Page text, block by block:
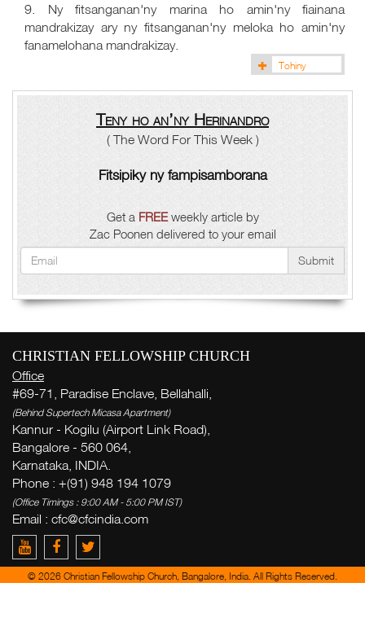
9. Ny fitsanganan'ny marina ho amin'ny fiainana
mandrakizay ary ny fitsanganan'ny meloka ho amin'ny
fanamelohana mandrakizay.
Tohiny
Teny ho an’ny Herinandro
( The Word For This Week )
Fitsipiky ny fampisamborana
Get a FREEweekly article by
Zac Poonen delivered to your email
Submit
CHRISTIAN FELLOWSHIP CHURCH
Office
#69-71, Paradise Enclave, Bellahalli,
(Behind Supertech Micasa Apartment)
Kannur - Kogilu (Airport Link Road),
Bangalore - 560 064,
Karnataka, INDIA.
Phone : +(91) 948 194 1079
(Office Timings : 9:00 AM - 5:00 PM IST)
Email : cfc@cfcindia.com
© 2026 Christian Fellowship Church, Bangalore, India. All Rights Reserved.